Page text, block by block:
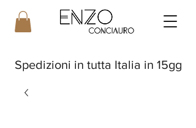
Spedizioni in tutta Italia in 15gg